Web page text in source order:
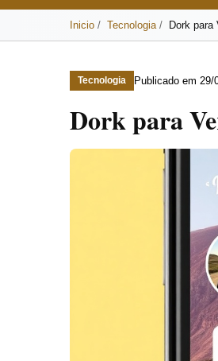
Inicio Tecnologia Dork para
Tecnologia Publicado em 29/
Dork para